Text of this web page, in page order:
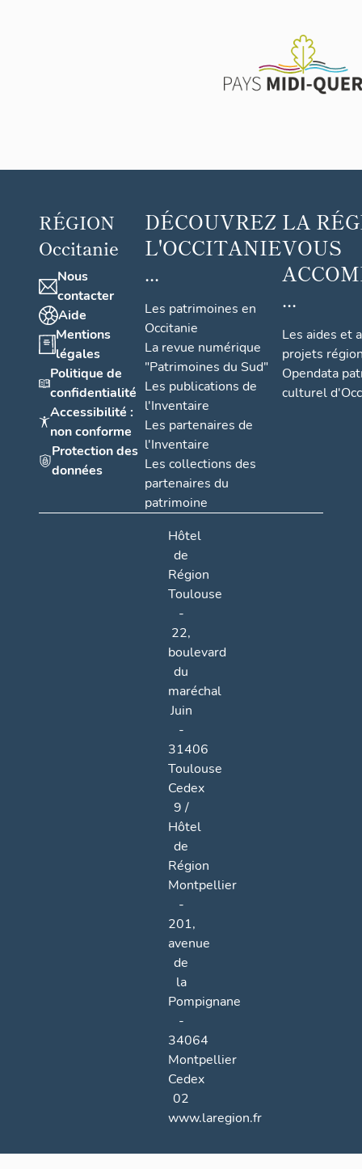
RÉGION
Occitanie
Nous
contacter
Aide
Mentions
légales
Politique de
confidentialité
Accessibilité :
non conforme
Protection des
données
DÉCOUVREZ
L'OCCITANIE
...
Les patrimoines en
Occitanie
La revue numérique
"Patrimoines du Sud"
Les publications de
l'Inventaire
Les partenaires de
l'Inventaire
Les collections des
partenaires du
patrimoine
LA
VOUS
...
Les aides et
projets
Opendata
culturel
Hôtel
de
Région
Toulouse
-
22,
boulevard
du
maréchal
Juin
-
31406
Toulouse
Cedex
9 /
Hôtel
de
Région
Montpellier
-
201,
avenue
de
la
Pompignane
-
34064
Montpellier
Cedex
02
www.laregion.fr